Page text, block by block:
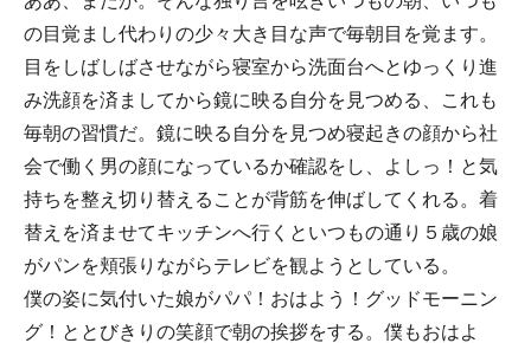
の目覚まし代わりの少々大き目な声で毎朝目を覚ます。
目をしばしばさせながら寝室から洗面台へとゆっくり進
み洗顔を済ましてから鏡に映る自分を見つめる、これも
毎朝の習慣だ。鏡に映る自分を見つめ寝起きの顔から社
会で働く男の顔になっているか確認をし、よしっ！と気
持ちを整え切り替えることが背筋を伸ばしてくれる。着
替えを済ませてキッチンへ行くといつもの通り５歳の娘
がパンを頬張りながらテレビを観ようとしている。
僕の姿に気付いた娘がパパ！おはよう！グッドモーニン
グ！ととびきりの笑顔で朝の挨拶をする。僕もおはよ